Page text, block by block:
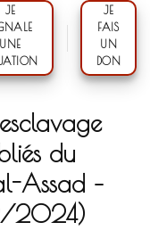
JE
UNE
JE
FAIS
UN
DON
du
Assad –
2024)